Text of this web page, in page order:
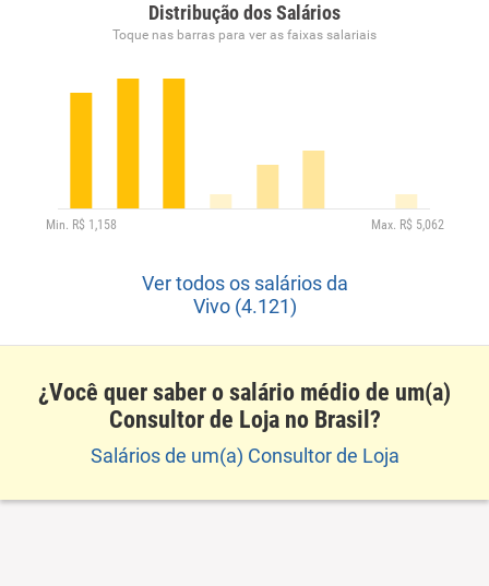
Distribução dos Salários
Toque nas barras para ver as faixas salariais
Ver todos os salários da
Vivo (4.121)
¿Você quer saber o salário médio de um(a)
Consultor de Loja no Brasil?
Salários de um(a) Consultor de Loja